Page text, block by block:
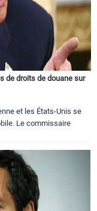
de droits de douane sur
et les États-Unis se
Le commissaire